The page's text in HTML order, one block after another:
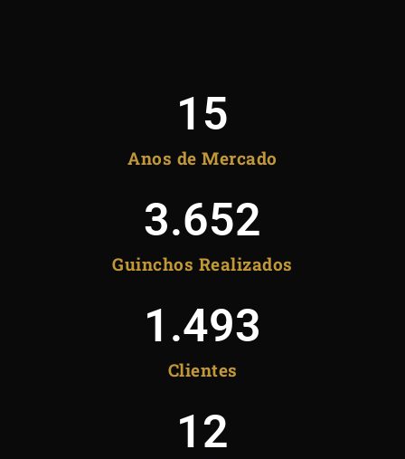
Anos de Mercado
15
Guinchos Realizados
3.652
Clientes
1.493
12